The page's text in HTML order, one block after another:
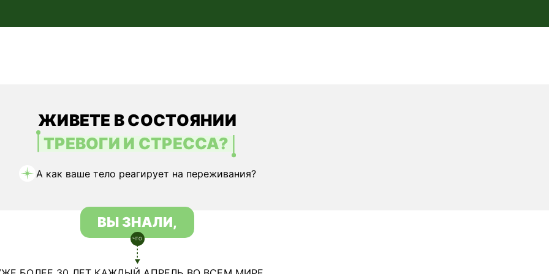
ЖИВЕТЕ В СОСТОЯНИИ
ТРЕВОГИ И СТРЕССА?
А как ваше тело реагирует на переживания?
ВЫ ЗНАЛИ,
ЧТО